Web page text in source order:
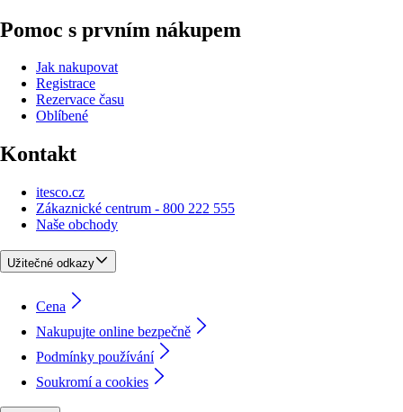
Pomoc s prvním nákupem
Jak nakupovat
Registrace
Rezervace času
Oblíbené
Kontakt
itesco.cz
Zákaznické centrum - 800 222 555
Naše obchody
Užitečné odkazy
Cena
Nakupujte online bezpečně
Podmínky používání
Soukromí a cookies